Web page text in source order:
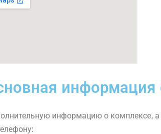
информация
информацию о комплексе,